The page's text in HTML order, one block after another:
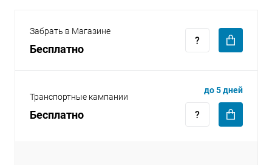
Забрать в Магазине
Бесплатно
Транспортные кампании
Бесплатно
до 5 дней